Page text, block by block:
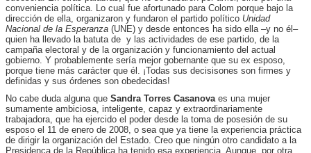
conveniencia política. Lo cual fue afortunado para Colom porque bajo la
dirección de ella, organizaron y fundaron el partido político Unidad
Nacional de la Esperanza (UNE) y desde entonces ha sido ella –y no él–
quien ha llevado la batuta de y las actividades de ese partido, de la
campaña electoral y de la organización y funcionamiento del actual
gobierno. Y probablemente sería mejor gobernante que su ex esposo,
porque tiene más carácter que él. ¡Todas sus decisisones son firmes y
definidas y sus órdenes son obedecidas!
No cabe duda alguna que Sandra Torres Casanova es una mujer
sumamente ambiciosa, inteligente, capaz y extraordinariamente
trabajadora, que ha ejercido el poder desde la toma de posesión de su
esposo el 11 de enero de 2008, o sea que ya tiene la experiencia práctica
de dirigir la organización del Estado. Creo que ningún otro candidato a la
Presidenca de la República ha tenido esa experiencia. Aunque, por otra